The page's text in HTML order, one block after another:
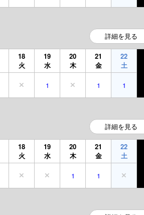
詳細を見る
18
火
19
水
20
木
21
金
22
土
1 1 1
詳細を見る
18
火
19
水
20
木
21
金
22
土
1 1